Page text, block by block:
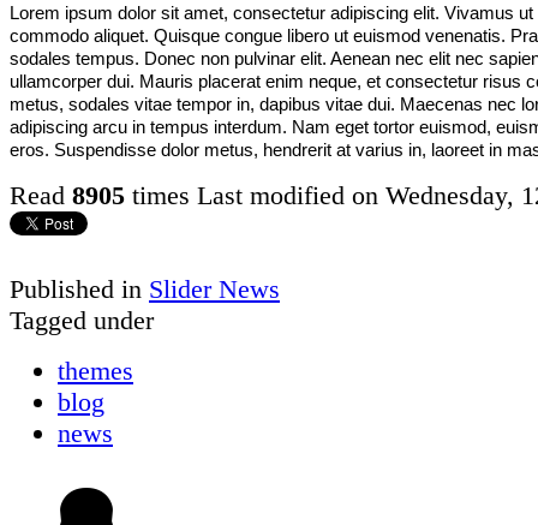
Lorem ipsum dolor sit amet, consectetur adipiscing elit. Vivamus
commodo aliquet. Quisque congue libero ut euismod venenatis.
sodales tempus. Donec non pulvinar elit. Aenean nec elit nec
ullamcorper dui. Mauris placerat enim neque, et consectetur risus
metus, sodales vitae tempor in, dapibus vitae dui. Maecenas nec
adipiscing arcu in tempus interdum. Nam eget tortor euismod,
eros. Suspendisse dolor metus, hendrerit at varius in, laoreet in
Read 8905 times Last modified on Wednesday,
Published in Slider News
Tagged under
themes
blog
news